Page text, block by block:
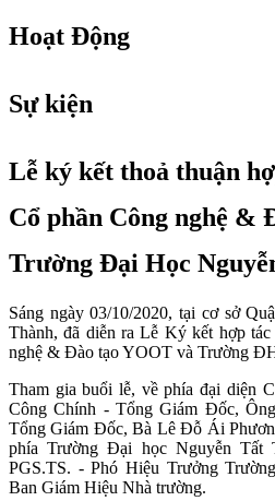
Hoạt Động
Sự kiện
Lễ ký kết thoả thuận
Cổ phần Công nghệ &
Trường Đại Học
Sáng ngày 03/10/2020, tại cơ sở
Thành, đã diễn ra Lễ Ký kết hợp
nghệ & Đào tạo YOOT và Trường
Tham gia buổi lễ, về phía đại diện
Công Chính - Tổng Giám Đốc,
Tổng Giám Đốc, Bà Lê Đỗ Ái
phía Trường Đại học Nguyễn Tất
PGS.TS. - Phó Hiệu Trưởng
Ban Giám Hiệu Nhà trường.